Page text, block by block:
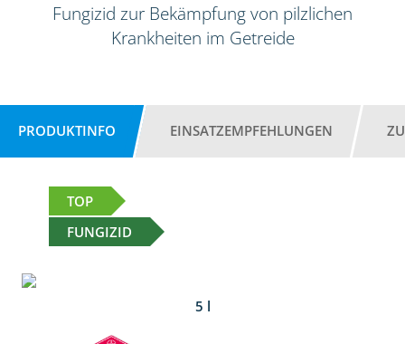
Fungizid zur Bekämpfung von pilzlichen
Krankheiten im Getreide
PRODUKTINFO EINSATZEMPFEHLUNGEN
TOP
FUNGIZID
5 l